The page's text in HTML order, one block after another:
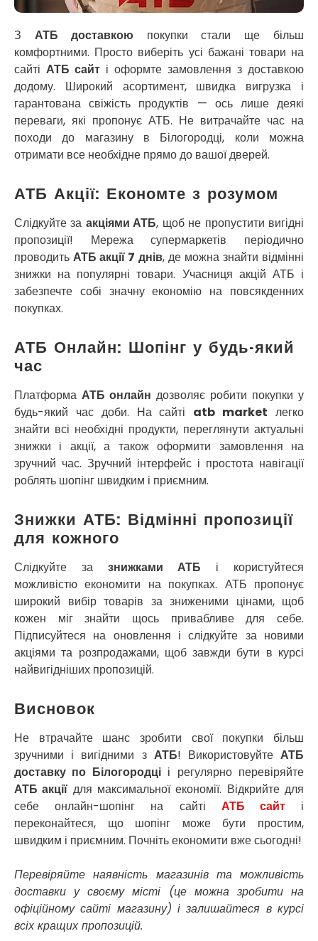
З АТБ доставкою покупки стали ще більш
комфортними. Просто виберіть усі бажані товари на
сайті АТБ сайт і оформте замовлення з доставкою
додому. Широкий асортимент, швидка вигрузка і
гарантована свіжість продуктів — ось лише деякі
переваги, які пропонує АТБ. Не витрачайте час на
походи до магазину в Білогородці, коли можна
отримати все необхідне прямо до вашої дверей.
АТБ Акції: Економте з розумом
Слідкуйте за акціями АТБ, щоб не пропустити вигідні
пропозиції! Мережа супермаркетів періодично
проводитьАТБ акції 7 днів, де можна знайти відмінні
знижки на популярні товари. Учасниця акцій АТБ і
забезпечте собі значну економію на повсякденних
покупках.
АТБ Онлайн: Шопінг у будь-який
час
Платформа АТБ онлайн дозволяє робити покупки у
будь-який час доби. На сайті atb market легко
знайти всі необхідні продукти, переглянути актуальні
знижки і акції, а також оформити замовлення на
зручний час. Зручний інтерфейс і простота навігації
роблять шопінг швидким і приємним.
Знижки АТБ: Відмінні пропозиції
для кожного
Слідкуйте за знижками АТБ і користуйтеся
можливістю економити на покупках. АТБ пропонує
широкий вибір товарів за зниженими цінами, щоб
кожен міг знайти щось привабливе для себе.
Підписуйтеся на оновлення і слідкуйте за новими
акціями та розпродажами, щоб завжди бути в курсі
найвигідніших пропозицій.
Висновок
Не втрачайте шанс зробити свої покупки більш
зручними і вигідними з АТБ! ВикористовуйтеАТБ
доставку по Білогородціі регулярно перевіряйте
АТБ акції для максимальної економії. Відкрийте для
себе онлайн-шопінг на сайті АТБ сайті
переконайтеся, що шопінг може бути простим,
швидким і приємним. Почніть економити вже сьогодні!
Перевіряйте наявність магазинів та можливість
доставки у своєму місті (це можна зробити на
офіційному сайті магазину) і залишайтеся в курсі
всіх кращих пропозицій.
Новосілки
Нововолинськ
Обухів
Обухівка
Одеса
Острог
Павлоград
Переяслав
Первомайськ
Пісочин
Петропавлівська Борщагівка
Погреби
Покров
Полтава
Прилуки
Путивль
П’ятихатки
Рені
Решетилівка
Ромни
Рівне
Рудне
Самбір
Щасливе
Шепетівка
Шостка
Шпола
Славута
Славутич
Сміла
Софіївська Борщагівка
Сокільники
Солоницівка
Старокостянтинів
Старі Петрівці
Стебник
Стрий
Суми
Світловодськ
Святопетрівське
Тальне
Тарасівка
Тернопіль
Тернівка
Трускавець
Тульчин
Українка
Умань
Ужгород
Узин
Васильків